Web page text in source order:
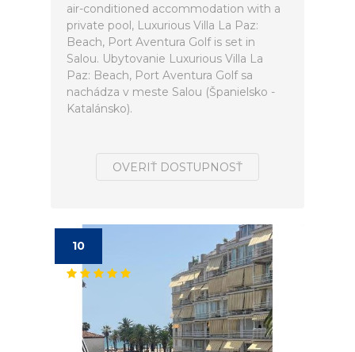
air-conditioned accommodation with a
private pool, Luxurious Villa La Paz:
Beach, Port Aventura Golf is set in
Salou. Ubytovanie Luxurious Villa La
Paz: Beach, Port Aventura Golf sa
nachádza v meste Salou (Španielsko -
Katalánsko).
OVERIŤ DOSTUPNOSŤ
10